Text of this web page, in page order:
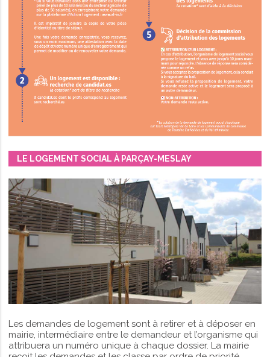
LE LOGEMENT SOCIAL À PARÇAY-MESLAY
Les demandes de logement sont à retirer et à déposer en
mairie, intermédiaire entre le demandeur et l’organisme qui
attribuera un numéro unique à chaque dossier. La mairie